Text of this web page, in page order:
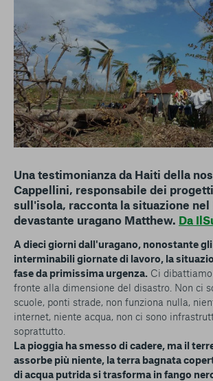
conto del fatto che il blocco di alcuni
condizionare l’esperienza sulla
funzionamento. Premendo “Conferma le
selezione relativa ai cookie effettuata
stata selezionata alcuna opzione, premere
equivarrà a rifiutare tutti i cookie. Per
possibile consultare la nostraUlteriori
Cookie strettamente necessari
Cookies di marketing
Una testimonianza da Haiti della
Cappellini, responsabile dei
sull'isola, racconta la situazione nel
devastante uragano Matthew. Da
A dieci giorni dall'uragano, nonostante
interminabili giornate di lavoro, la
fase da primissima urgenza. Ci
fronte alla dimensione del disastro. Non ci
scuole, ponti strade, non funziona nulla,
internet, niente acqua, non ci sono
soprattutto.
La pioggia ha smesso di cadere, ma il
assorbe più niente, la terra bagnata
di acqua putrida si trasforma in fango